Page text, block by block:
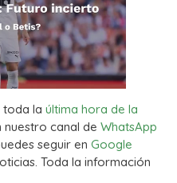
toda la última hora de la
nuestro canal de WhatsApp
seguir en Google
Toda la información